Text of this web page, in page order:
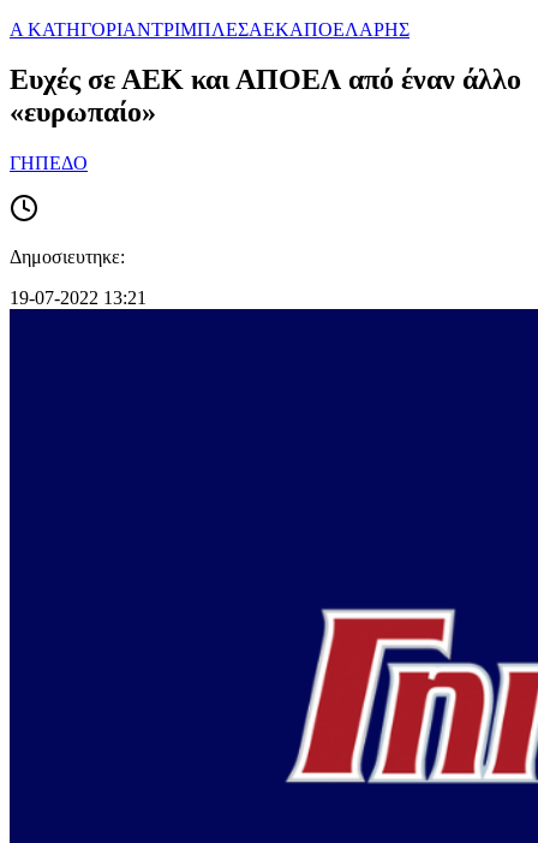
Α ΚΑΤΗΓΟΡΙΑΝΤΡΙΜΠΛΕΣΑΕΚΑΠΟΕΛΑΡΗΣ
Ευχές σε ΑΕΚ και ΑΠΟΕΛ από έναν άλλο
«ευρωπαίο»
ΓΗΠΕΔΟ
Δημοσιευτηκε:
19-07-2022 13:21